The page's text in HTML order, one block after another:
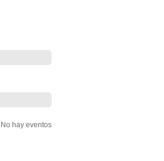
No hay eventos